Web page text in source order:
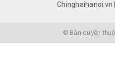
Chinghaihanoi.vn
© Bản quyền